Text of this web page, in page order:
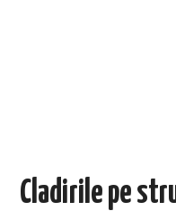
Cladirile pe